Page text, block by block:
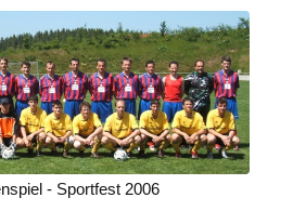
- Sportfest 2006